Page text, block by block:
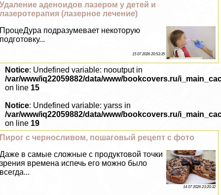
Удаление аденоидов лазером у детей и
лазеротерапия (лазерное лечение)
ПроцеДypa подразумевает некоторую
подготовку...
15 07 2026 20:53:35
Notice: Undefined variable: nooutput in
/var/www/iq22059882/data/www/bookcovers.ru/
on line 15
Notice: Undefined variable: yarss in
/var/www/iq22059882/data/www/bookcovers.ru/
on line 19
Пирог с черносливом, пошаговый рецепт с фото
Даже в самые сложные с продуктовой точки
зрения времена испечь его можно было
всегда...
14 07 2026 23:20:32